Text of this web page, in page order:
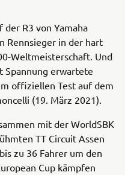
der R3 von Yamaha
Rennsieger in der hart
Weltmeisterschaft. Und
Spannung erwartete
offiziellen Test auf dem
(19. März 2021).
mit der WorldSBK
TT Circuit Assen
zu 36 Fahrer um den
Cup kämpfen